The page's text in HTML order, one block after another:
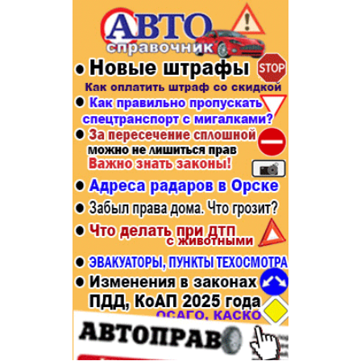
Афиша
Строительство и ремонт
Авто и мото
Рестораны, кафе, бары
Спорт Фитнес
Недвижимость
Красота Косметология
Телекоммуникации и связь
Торговля
Бизнес и финансы
Юристы, Экспертиза, Страхование
Ремонт
Социальные организации
Это интересно
Администрация
Популярное →
Строительство и ремонт